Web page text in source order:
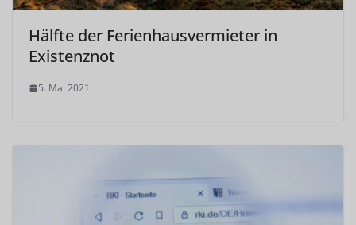
Hälfte der Ferienhausvermieter in
Existenznot
5. Mai 2021